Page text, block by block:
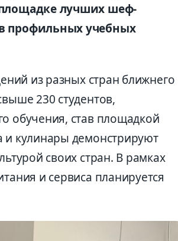
площадке лучших шеф-
профильных учебных
из разных стран ближнего
230 студентов,
обучения, став площадкой
кулинары демонстрируют
своих стран. В рамках
и сервиса планируется